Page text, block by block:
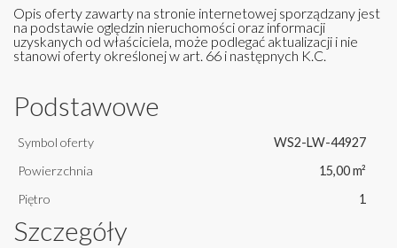
Opis oferty zawarty na stronie internetowej sporządzany jest
na podstawie oględzin nieruchomości oraz informacji
uzyskanych od właściciela, może podlegać aktualizacji i nie
stanowi oferty określonej w art. 66 i następnych K.C.
Podstawowe
Symbol oferty
WS2-LW-44927
Powierzchnia
15,00 m²
Piętro
1
Szczegóły